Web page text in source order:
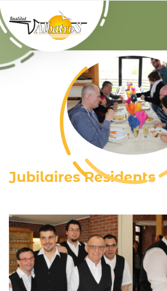
Passer au contenu principal
Jubilaires Résidents